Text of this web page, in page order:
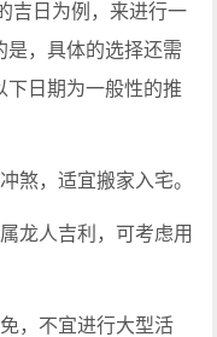
吉日为例，来进行一
是，具体的选择还需
下日期为一般性的推
煞，适宜搬家入宅。
龙人吉利，可考虑用
，不宜进行大型活